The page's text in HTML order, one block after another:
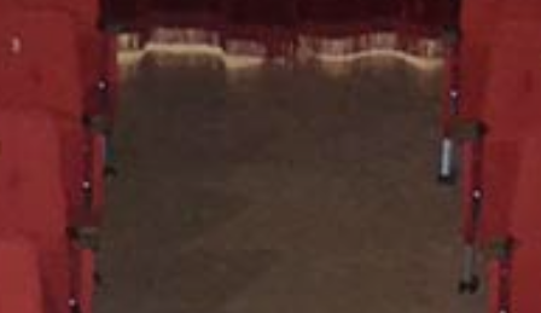
Collabora con noi
Notizie
Contatti